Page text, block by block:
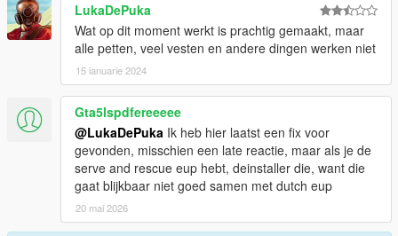
LukaDePuka
Wat op dit moment werkt is prachtig gemaakt, maar
alle petten, veel vesten en andere dingen werken niet
15 ianuarie 2024
Gta5lspdfereeeee
@LukaDePuka Ik heb hier laatst een fix voor
gevonden, misschien een late reactie, maar als je de
serve and rescue eup hebt, deinstaller die, want die
gaat blijkbaar niet goed samen met dutch eup
20 mai 2026